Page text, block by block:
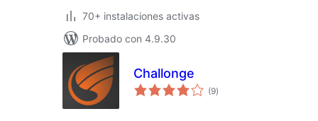
70+ instalaciones activas
Probado con 4.9.30
Challonge
(9valoraciones
en
)